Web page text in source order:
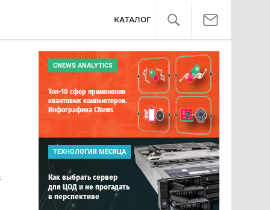
КАТАЛОГ
CNEWS ANALYTICS
Топ-10 сфер применения
квантовых компьютеров.
Инфографика CNews
ТЕХНОЛОГИЯ МЕСЯЦА
Как выбрать сервер
для ЦОД и не прогадать
в перспективе